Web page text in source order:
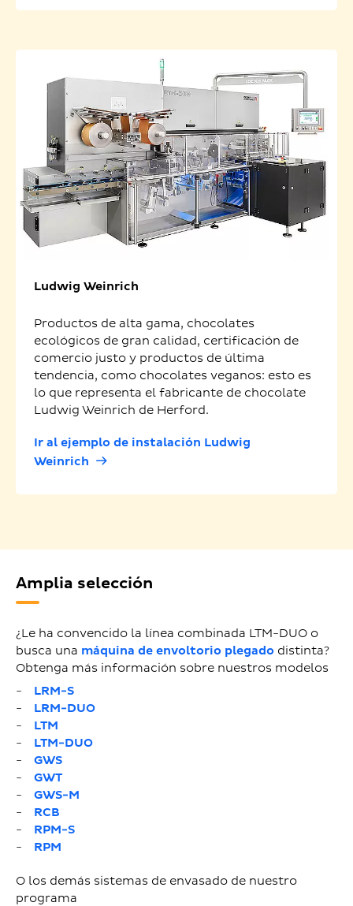
Ludwig Weinrich
Productos de alta gama, chocolates
ecológicos de gran calidad, certificación de
comercio justo y productos de última
tendencia, como chocolates veganos: esto es
lo que representa el fabricante de chocolate
Ludwig Weinrich de Herford.
Ir al ejemplo de instalación Ludwig
Weinrich
Amplia selección
¿Le ha convencido la línea combinada LTM-DUO o
busca una máquina de envoltorio plegado distinta?
Obtenga más información sobre nuestros modelos
LRM-S
LRM-DUO
LTM
LTM-DUO
GWS
GWT
GWS-M
RCB
RPM-S
RPM
O los demás sistemas de envasado de nuestro
programa